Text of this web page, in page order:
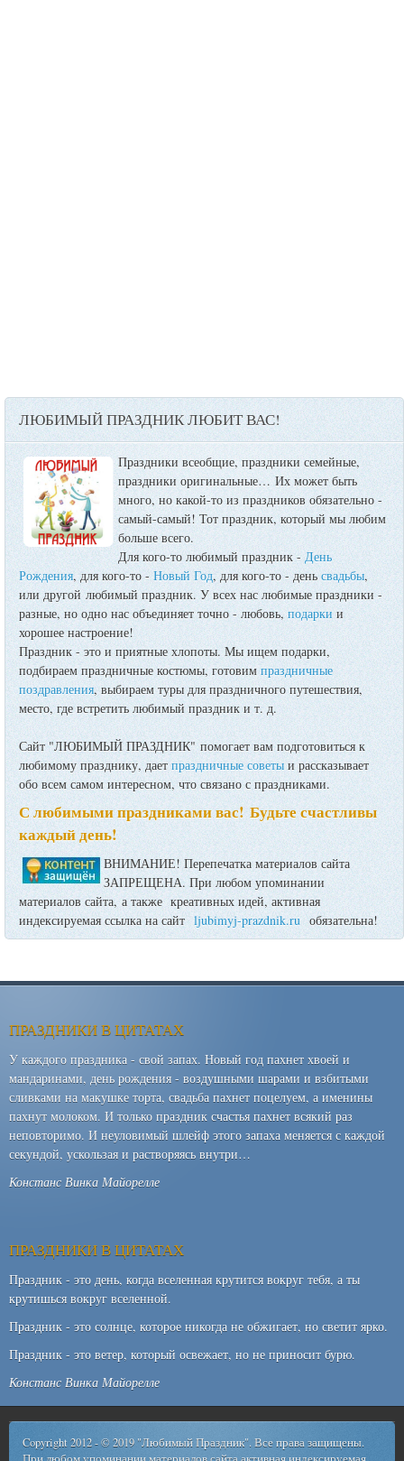
ЛЮБИМЫЙ ПРАЗДНИК ЛЮБИТ ВАС!
Праздники всеобщие, праздники семейные,
праздники оригинальные… Их может быть
много, но какой-то из праздников обязательно -
самый-самый! Тот праздник, который мы любим
больше всего.
Для кого-то любимый праздник - День
Рождения, для кого-то -Новый Год, для кого-то - деньсвадьбы,
или другой любимый праздник. У всех нас любимые праздники -
разные, но одно нас объединяет точно - любовь,подаркии
хорошее настроение!
Праздник - это и приятные хлопоты. Мы ищем подарки,
подбираем праздничные костюмы, готовимпраздничные
поздравления, выбираем туры для праздничного путешествия,
место, где встретить любимый праздник и т. д.
Сайт "ЛЮБИМЫЙ ПРАЗДНИК" помогает вам подготовиться к
любимому празднику, даетпраздничные советы и рассказывает
обо всем самом интересном, что связано с праздниками.
С любимыми праздниками вас! Будьте счастливы
каждый день!
ВНИМАНИЕ! Перепечатка материалов сайта
ЗАПРЕЩЕНА. При любом упоминании
материалов сайта, а также креативных идей, активная
индексируемая ссылка на сайт ljubimyj-prazdnik.ru обязательна!
ПРАЗДНИКИ В ЦИТАТАХ
У каждого праздника - свой запах. Новый год пахнет хвоей и
мандаринами, день рождения - воздушными шарами и взбитыми
сливками на макушке торта, свадьба пахнет поцелуем, а именины
пахнут молоком. И только праздник счастья пахнет всякий раз
неповторимо. И неуловимый шлейф этого запаха меняется с каждой
секундой, ускользая и растворяясь внутри…
Констанс Винка Майорелле
ПРАЗДНИКИ В ЦИТАТАХ
Праздник - это день, когда вселенная крутится вокруг тебя, а ты
крутишься вокруг вселенной.
Праздник - это солнце, которое никогда не обжигает, но светит ярко.
Праздник - это ветер, который освежает, но не приносит бурю.
Констанс Винка Майорелле
Copyright 2012 - © 2019 "Любимый Праздник". Все права защищены.